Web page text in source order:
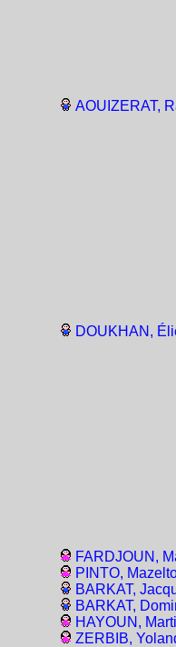
AOUIZERAT,
DOUKHAN,
FARDJOUN,
PINTO,
BARKAT,
BARKAT,
HAYOUN,
ZERBIB,